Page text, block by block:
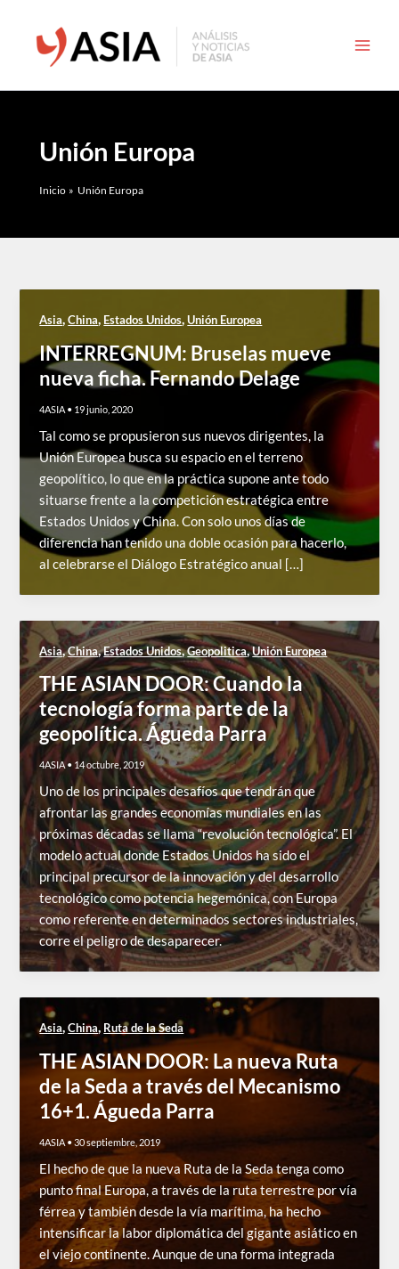
contenido
Unión Europa
Inicio Unión Europa
Asia,China, Estados Unidos,Unión Europea
INTERREGNUM: Bruselas mueve
nueva ficha. Fernando Delage
4ASIA • 19 junio, 2020
Tal como se propusieron sus nuevos dirigentes, la
Unión Europea busca su espacio en el terreno
geopolítico, lo que en la práctica supone ante todo
situarse frente a la competición estratégica entre
Estados Unidos y China. Con solo unos días de
diferencia han tenido una doble ocasión para hacerlo,
al celebrarse el Diálogo Estratégico anual […]
Asia,China,Estados Unidos,Geopolitica,Unión Europea
THE ASIAN DOOR: Cuando la
tecnología forma parte de la
geopolítica. Águeda Parra
4ASIA• 14 octubre, 2019
Uno de los principales desafíos que tendrán que
afrontar las grandes economías mundiales en las
próximas décadas se llama “revolución tecnológica”. El
modelo actual donde Estados Unidos ha sido el
principal precursor de la innovación y del desarrollo
tecnológico como potencia hegemónica, con Europa
como referente en determinados sectores industriales,
corre el peligro de desaparecer.
Asia,China, Ruta de la Seda
THE ASIAN DOOR: La nueva Ruta
de la Seda a través del Mecanismo
16+1. Águeda Parra
4ASIA •30 septiembre, 2019
El hecho de que la nueva Ruta de la Seda tenga como
punto final Europa, a través de la ruta terrestre por vía
férrea y también desde la vía marítima, ha hecho
intensificar la labor diplomática del gigante asiático en
el viejo continente. Aunque de una forma integrada